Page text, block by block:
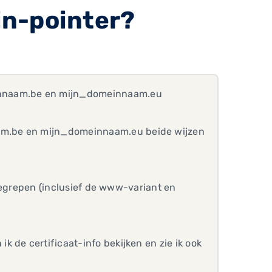
pointer?
en mijn_domeinnaam.eu
en mijn_domeinnaam.eu beide wijzen
(inclusief de www-variant en
de certificaat-info bekijken en zie ik ook